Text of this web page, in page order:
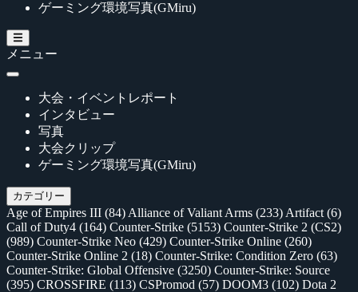
ゲーミング環境写真(GMiru)
メニュー
大会・イベントレポート
インタビュー
写真
大会クリップ
ゲーミング環境写真(GMiru)
カテゴリー
Age of Empires III (84) Alliance of Valiant Arms (233) Artifact (6)
Call of Duty4 (164) Counter-Strike (5153) Counter-Strike 2 (CS2)
(989) Counter-Strike Neo (429) Counter-Strike Online (260)
Counter-Strike Online 2 (18) Counter-Strike: Condition Zero (63)
Counter-Strike: Global Offensive (3250) Counter-Strike: Source
(395) CROSSFIRE (113) CSPromod (57) DOOM3 (102) Dota 2